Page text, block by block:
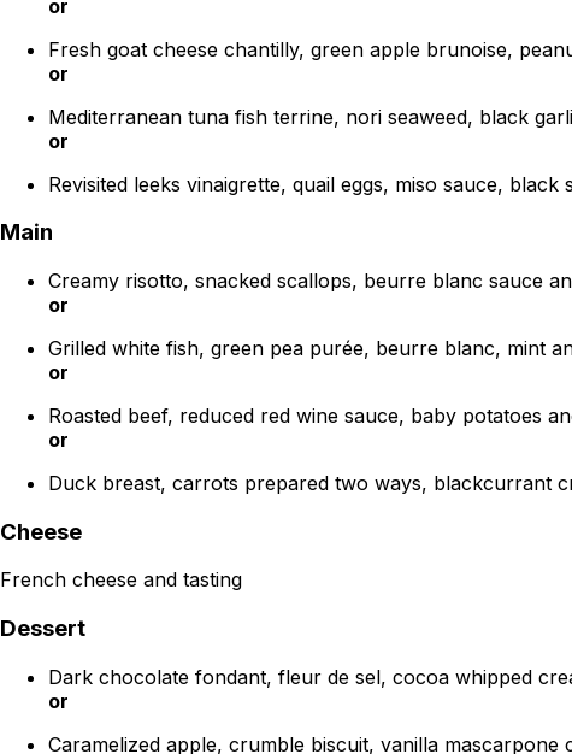
or
Fresh goat cheese chantilly, green apple brunoise,
or
Mediterranean tuna fish terrine, nori seaweed, black
or
Revisited leeks vinaigrette, quail eggs, miso sauce, black
Main
Creamy risotto, snacked scallops, beurre blanc sauce
or
Grilled white fish, green pea purée, beurre blanc, mint
or
Roasted beef, reduced red wine sauce, baby potatoes
or
Duck breast, carrots prepared two ways, blackcurrant
Cheese
French cheese and tasting
Dessert
Dark chocolate fondant, fleur de sel, cocoa whipped
or
Caramelized apple, crumble biscuit, vanilla mascarpone